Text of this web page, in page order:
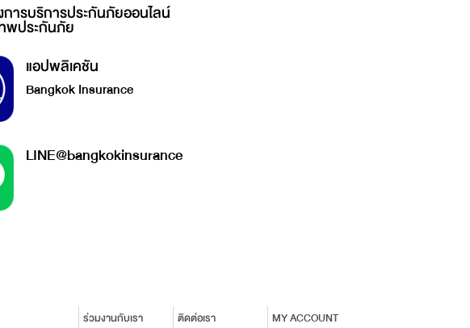
การบริการประกันภัยออนไลน์
พประกันภัย
แอปพลิเคชัน
Bangkok Insurance
LINE@bangkokinsurance
ร่วมงานกับเรา ติดต่อเรา MY ACCOUNT